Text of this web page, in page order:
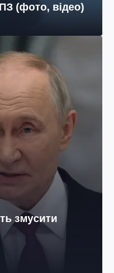
(фото, відео)
змусити